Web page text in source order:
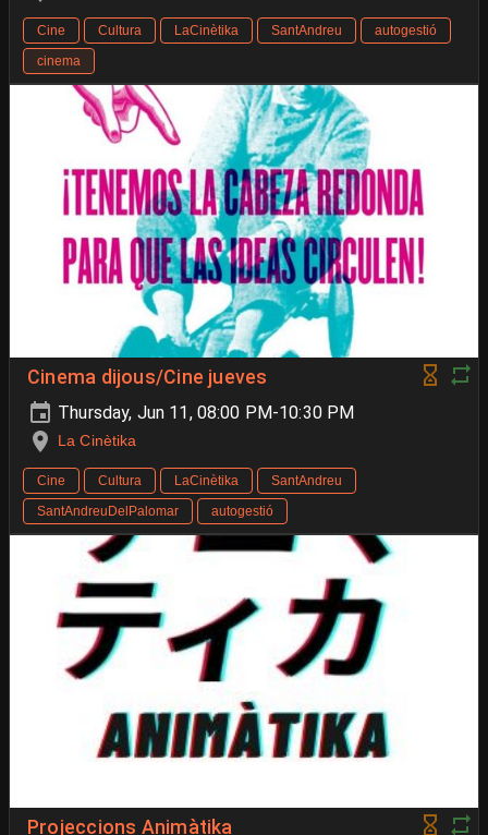
Cine Cultura LaCinètika SantAndreu
autogestió
cinema
Cinema dijous/Cine jueves
Thursday, Jun 11, 08:00 PM-10:30 PM
La Cinètika
Cine Cultura LaCinètika
SantAndreu
SantAndreuDelPalomar
autogestió
Projeccions Animàtika